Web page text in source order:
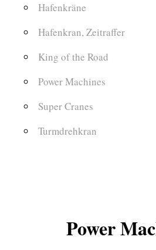
Hafenkräne
Hafenkran, Zeitraffer
King of the Road
Power Machines
Super Cranes
Turmdrehkran
Power